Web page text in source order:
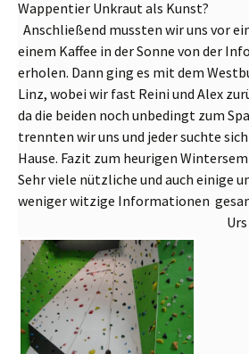
Wappentier Unkraut als Kunst?
Anschließend mussten wir uns vor
einem Kaffee in der Sonne von der
erholen. Dann ging es mit dem
Linz, wobei wir fast Reini und Alex
da die beiden noch unbedingt zum
trennten wir uns und jeder suchte
Hause. Fazit zum heurigen
Sehr viele nützliche und auch einige
weniger witzige Informationen